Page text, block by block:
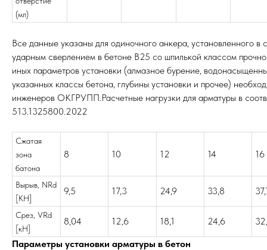
(мл)
Все данные указаны для одиночного анкера, установленного в
ударным сверлением в бетоне В25 со шпилькой классом
иных параметров установки (алмазное бурение,
указанных классы бетона, глубины установки и прочее)
инженеров ОКГРУПП.Расчетные нагрузки для арматуры в
513.1325800.2022
Сжатая
зона
батона
8 10 12 14 16
Вырыв, NRd
[КН]
9,5 17,3 24,9 33,8
Срез, VRd
[кН]
8,04 12,6 18,1 24,6
Параметры установки арматуры в бетон